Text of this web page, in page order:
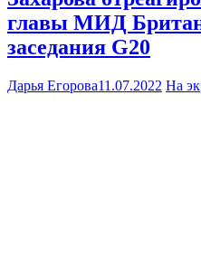
главы МИД
заседания G20
Дарья Егорова11.07.2022 На